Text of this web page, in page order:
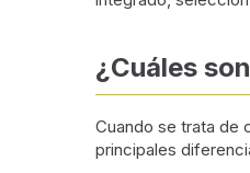
¿Cuáles
Cuando se trata de
principales